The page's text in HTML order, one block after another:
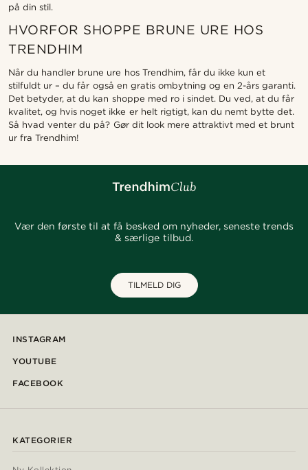
på din stil.
HVORFOR SHOPPE BRUNE URE HOS
TRENDHIM
Når du handler brune ure hos Trendhim, får du ikke kun et
stilfuldt ur – du får også en gratis ombytning og en 2-års garanti.
Det betyder, at du kan shoppe med ro i sindet. Du ved, at du får
kvalitet, og hvis noget ikke er helt rigtigt, kan du nemt bytte det.
Så hvad venter du på? Gør dit look mere attraktivt med et brunt
ur fra Trendhim!
Vær den første til at få besked om nyheder, seneste trends
& særlige tilbud.
TILMELD DIG
INSTAGRAM
YOUTUBE
FACEBOOK
KATEGORIER